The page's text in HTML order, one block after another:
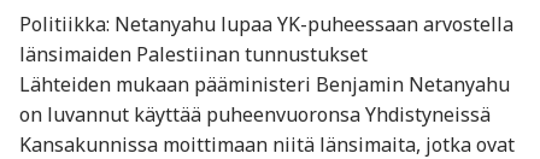
Politiikka: Netanyahu lupaa YK-puheessaan arvostella
länsimaiden Palestiinan tunnustukset
Lähteiden mukaan pääministeri Benjamin Netanyahu
on luvannut käyttää puheenvuoronsa Yhdistyneissä
Kansakunnissa moittimaan niitä länsimaita, jotka ovat